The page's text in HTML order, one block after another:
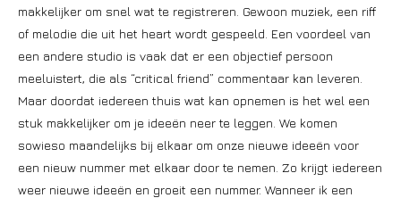
makkelijker om snel wat te registreren. Gewoon muziek, een riff
of melodie die uit het heart wordt gespeeld. Een voordeel van
een andere studio is vaak dat er een objectief persoon
meeluistert, die als “critical friend” commentaar kan leveren.
Maar doordat iedereen thuis wat kan opnemen is het wel een
stuk makkelijker om je ideeën neer te leggen. We komen
sowieso maandelijks bij elkaar om onze nieuwe ideeën voor
een nieuw nummer met elkaar door te nemen. Zo krijgt iedereen
weer nieuwe ideeën en groeit een nummer. Wanneer ik een